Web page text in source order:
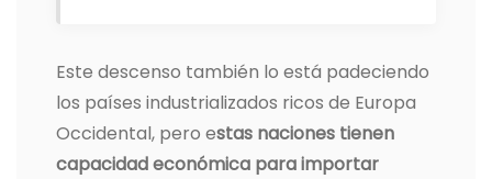
Este descenso también lo está padeciendo
los países industrializados ricos de Europa
Occidental, pero estas naciones tienen
capacidad económica para importar